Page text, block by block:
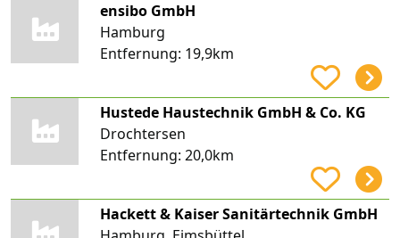
ensibo GmbH
Hamburg
Entfernung: 19,9km
Hustede Haustechnik GmbH & Co. KG
Drochtersen
Entfernung: 20,0km
Hackett & Kaiser Sanitärtechnik GmbH